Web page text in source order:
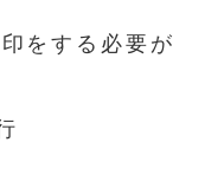
をする必要が